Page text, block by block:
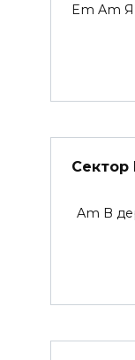
Em Am Я
Сектор
Am В